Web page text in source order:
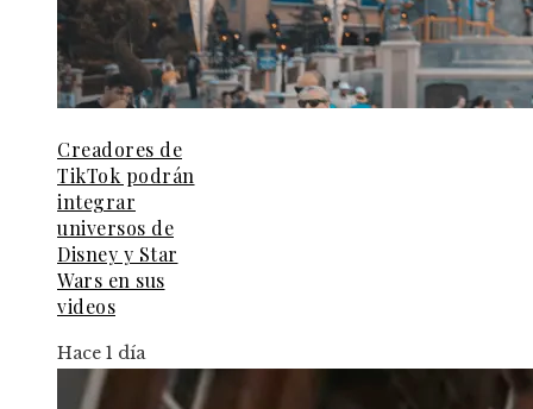
Creadores de
TikTok podrán
integrar
universos de
Disney y Star
Wars en sus
videos
Hace 1 día